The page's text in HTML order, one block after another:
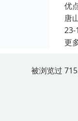
优
唐
23-
更
被浏览过